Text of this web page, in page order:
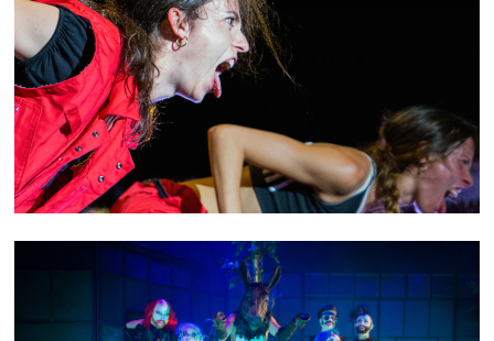
THE DANCING TRUCK